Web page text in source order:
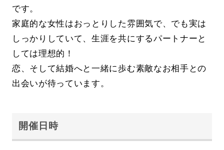
です。
家庭的な女性はおっとりした雰囲気で、でも実は
しっかりしていて、生涯を共にするパートナーと
しては理想的！
恋、そして結婚へと一緒に歩む素敵なお相手との
出会いが待っています。
開催日時